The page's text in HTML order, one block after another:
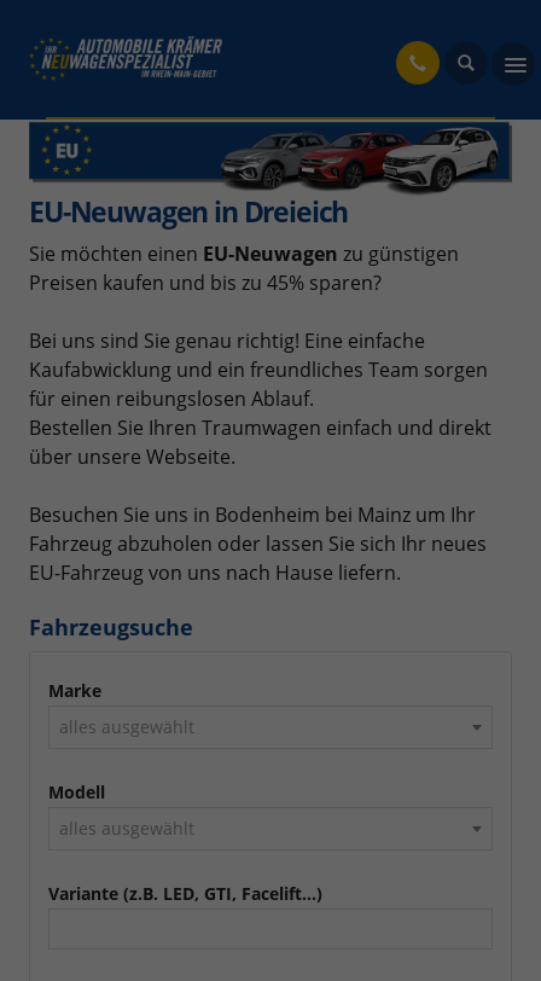
EU-Neuwagen in Dreieich
Sie möchten einen EU-Neuwagen zu günstigen
Preisen kaufen und bis zu 45% sparen?
Bei uns sind Sie genau richtig! Eine einfache
Kaufabwicklung und ein freundliches Team sorgen
für einen reibungslosen Ablauf.
Bestellen Sie Ihren Traumwagen einfach und direkt
über unsere Webseite.
Besuchen Sie uns in Bodenheim bei Mainz um Ihr
Fahrzeug abzuholen oder lassen Sie sich Ihr neues
EU-Fahrzeug von uns nach Hause liefern.
Fahrzeugsuche
Marke
alles ausgewählt
Modell
alles ausgewählt
Variante (z.B. LED, GTI, Facelift...)